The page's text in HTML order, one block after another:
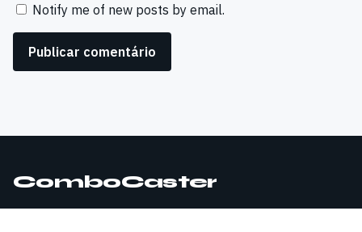
Notify me of new posts by email.
ComboCaster